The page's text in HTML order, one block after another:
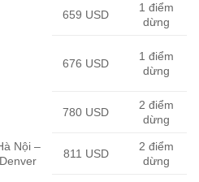
Nội –
Denver
659 USD
1 điểm
dừng
676 USD
1 điểm
dừng
780 USD
2 điểm
dừng
811 USD
2 điểm
dừng